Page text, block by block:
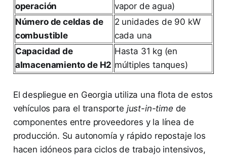
operación
vapor de agua)
Número de celdas de
combustible
2 unidades de 90 kW
cada una
Capacidad de
almacenamiento de H2
Hasta 31 kg (en
múltiples tanques)
El despliegue en Georgia utiliza una flota de estos
vehículos para el transporte just-in-time de
componentes entre proveedores y la línea de
producción. Su autonomía y rápido repostaje los
hacen idóneos para ciclos de trabajo intensivos,